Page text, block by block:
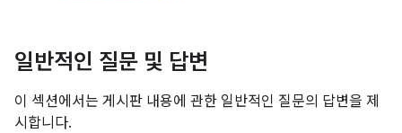
일반적인 질문 및 답변
이 섹션에서는 게시판 내용에 관한 일반적인 질문의 답변을 제
시합니다.